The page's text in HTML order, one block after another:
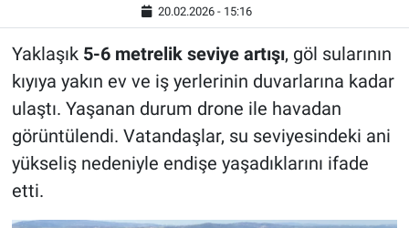
20.02.2026 - 15:16
Yaklaşık5-6 metrelik seviye artışı, göl sularının
kıyıya yakın ev ve iş yerlerinin duvarlarına kadar
ulaştı. Yaşanan durum drone ile havadan
görüntülendi. Vatandaşlar, su seviyesindeki ani
yükseliş nedeniyle endişe yaşadıklarını ifade
etti.